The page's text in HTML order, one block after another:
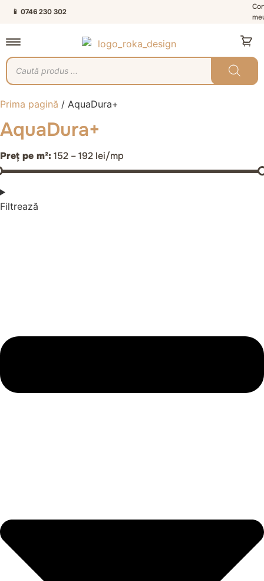
📱 0746 230 302
Prima pagină / AquaDura+
AquaDura+
Preț pe m²: 152 – 192 lei/mp
Filtrează